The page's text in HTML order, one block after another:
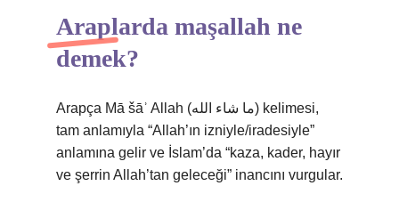
Araplarda maşallah ne
demek?
Arapça Mā šāʾ Allah (ما شاء الله) kelimesi,
tam anlamıyla “Allah’ın izniyle/iradesiyle”
anlamına gelir ve İslam’da “kaza, kader, hayır
ve şerrin Allah’tan geleceği” inancını vurgular.